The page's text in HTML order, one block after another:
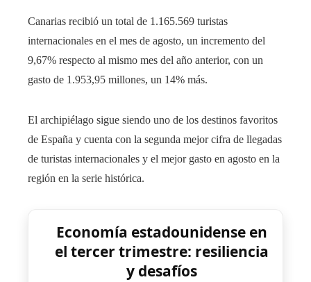
Canarias recibió un total de 1.165.569 turistas
internacionales en el mes de agosto, un incremento del
9,67% respecto al mismo mes del año anterior, con un
gasto de 1.953,95 millones, un 14% más.
El archipiélago sigue siendo uno de los destinos favoritos
de España y cuenta con la segunda mejor cifra de llegadas
de turistas internacionales y el mejor gasto en agosto en la
región en la serie histórica.
Economía estadounidense en
el tercer trimestre: resiliencia
y desafíos